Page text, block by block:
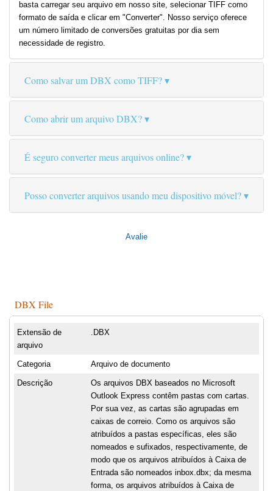
basta carregar seu arquivo em nosso site, selecionar TIFF como
formato de saída e clicar em "Converter". Nosso serviço oferece
um número limitado de conversões gratuitas por dia sem
necessidade de registro.
Como salvar um DBX como TIFF?
Como abrir um arquivo DBX?
É seguro converter meus arquivos online?
Posso converter arquivos usando meu dispositivo móvel?
Avalie
DBX File
Extensão de
arquivo
.DBX
Categoria Arquivo de documento
Descrição
Os arquivos DBX baseados no Microsoft
Outlook Express contêm pastas com cartas.
Por sua vez, as cartas são agrupadas em
caixas de correio. Como os arquivos são
atribuídos a pastas específicas, eles são
nomeados e sufixados, respectivamente, de
modo que os arquivos atribuídos à Caixa de
Entrada são nomeados inbox.dbx; da mesma
forma, os arquivos atribuídos à Caixa de